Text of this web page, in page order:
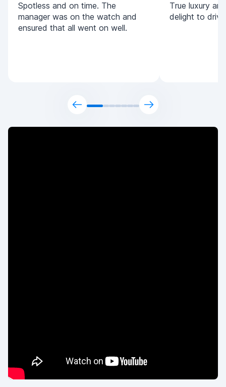
Spotless and on time. The
manager was on the watch and
ensured that all went on well.
True luxury
delight to